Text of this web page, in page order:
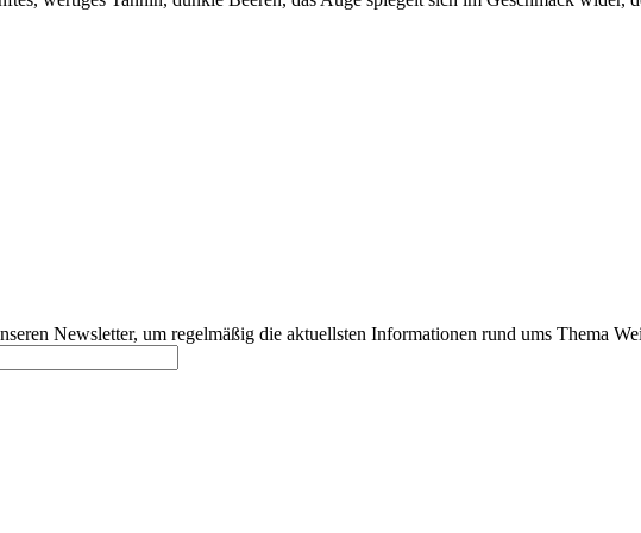
Newsletter, um regelmäßig die aktuellsten Informationen rund ums Thema